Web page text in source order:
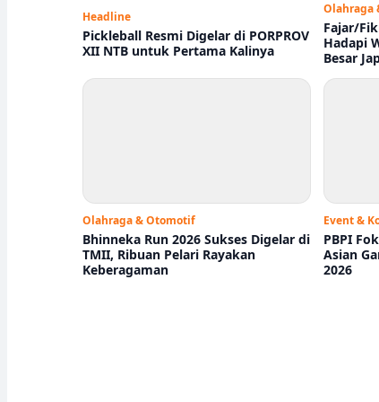
Headline
Pickleball Resmi Digelar di PORPROV
XII NTB untuk Pertama Kalinya
Olahraga
Fajar/
Hadapi
Besar
Olahraga & Otomotif
Bhinneka Run 2026 Sukses Digelar di
TMII, Ribuan Pelari Rayakan
Keberagaman
Event &
PBPI
Asian
2026